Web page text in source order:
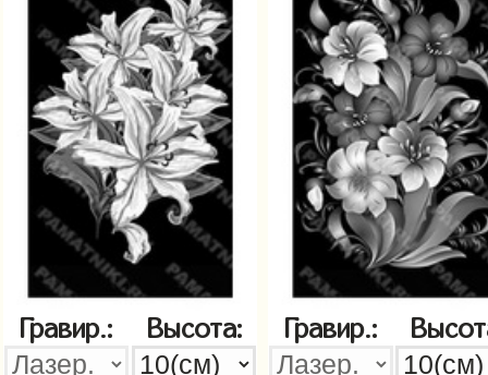
Гравир.: Высота: Гравир.: